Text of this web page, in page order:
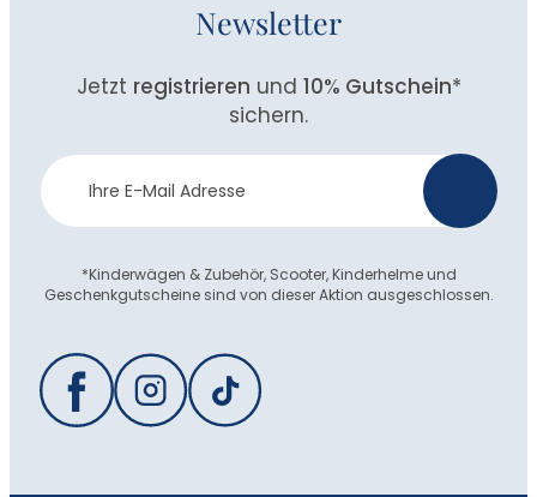
Newsletter
Jetzt registrieren und 10% Gutschein*
sichern.
Newsletter
Anmeldung
*Kinderwägen & Zubehör, Scooter, Kinderhelme und
Geschenkgutscheine sind von dieser Aktion ausgeschlossen.